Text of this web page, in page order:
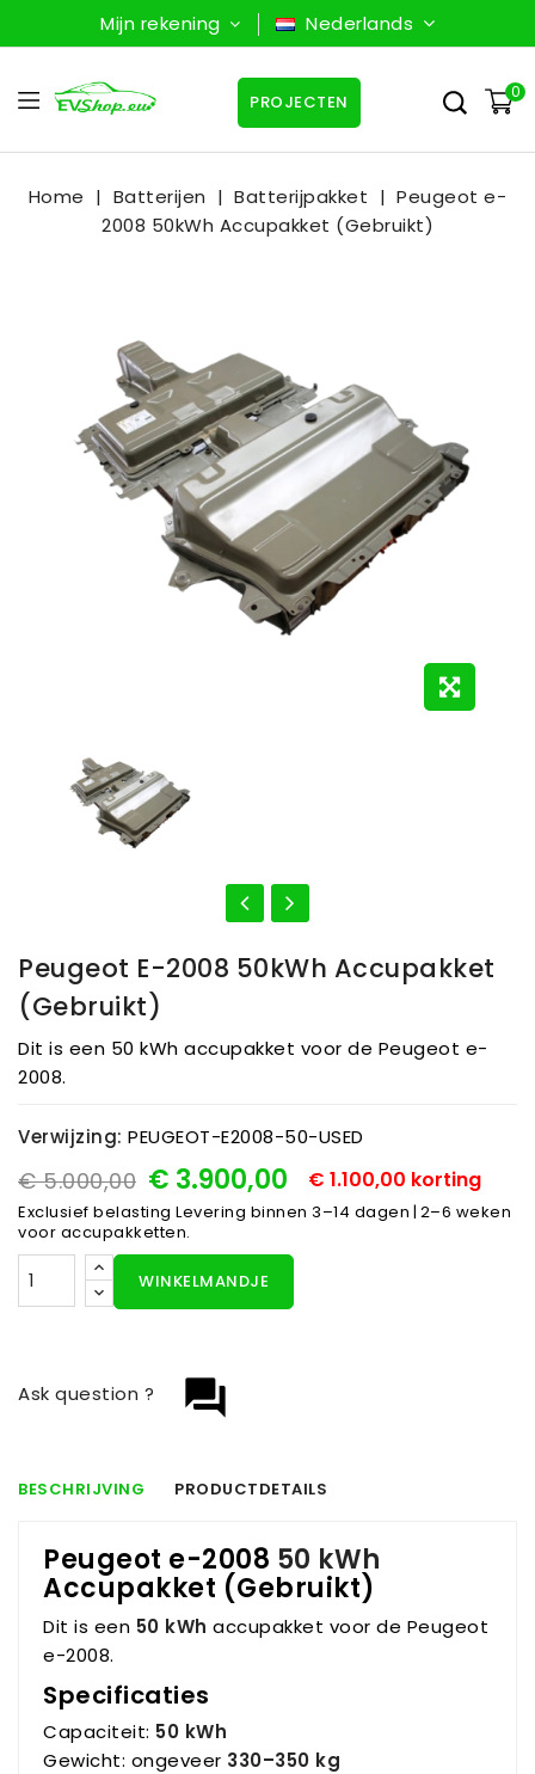
Mijn rekening Nederlands
0
PROJECTEN
Home Batterijen Batterijpakket
Peugeot e-
2008 50kWh Accupakket (Gebruikt)
Peugeot E-2008 50kWh Accupakket
(Gebruikt)
Dit is een 50 kWh accupakket voor de Peugeot e-
2008.
Verwijzing: PEUGEOT-E2008-50-USED
€ 5.000,00 € 3.900,00 € 1.100,00 korting
Exclusief belasting Levering binnen 3–14 dagen | 2–6 weken
voor accupakketten.
WINKELMANDJE
question_answer
Ask question ?
BESCHRIJVING PRODUCTDETAILS
Peugeot e-2008 50 kWh
Accupakket (Gebruikt)
Dit is een 50 kWh accupakket voor de Peugeot
e-2008.
Specificaties
Capaciteit: 50 kWh
Gewicht: ongeveer 330–350 kg